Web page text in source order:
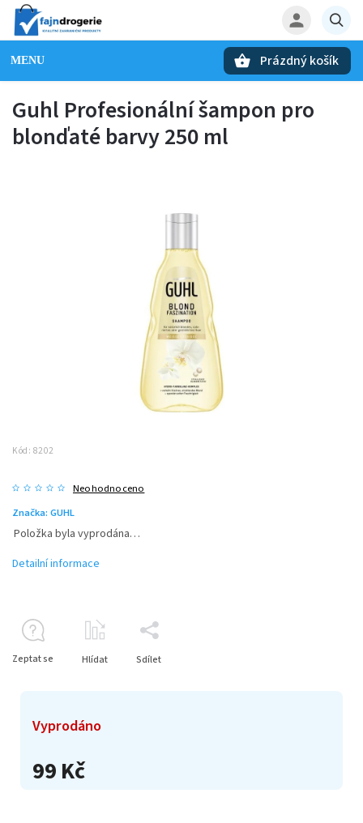
Prázdný košík
Guhl Profesionální šampon pro
blonďaté barvy 250 ml
Kód: 8202
Neohodnoceno
Značka: GUHL
99 Kč
Vyprodáno
Položka byla vyprodána…
Detailní informace
Zeptat se Hlídat Sdílet